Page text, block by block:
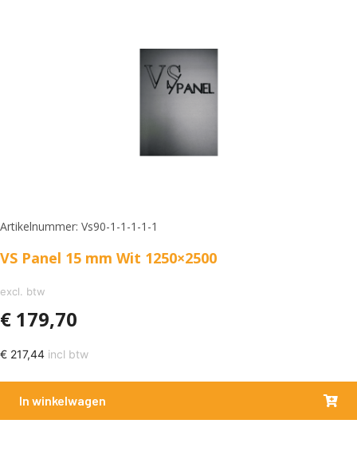
Artikelnummer: Vs90-1-1-1-1-1
VS Panel 15 mm Wit 1250×2500
excl. btw
€ 179,70
€ 217,44 incl btw
In winkelwagen